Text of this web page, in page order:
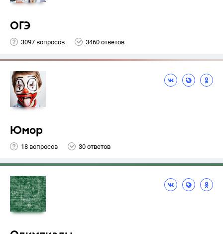
ОГЭ
3097 вопросов 3460 ответов
Юмор
18 вопросов 30 ответов